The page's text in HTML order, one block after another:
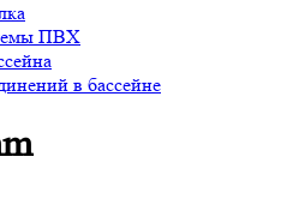
ПВХ
в бассейне